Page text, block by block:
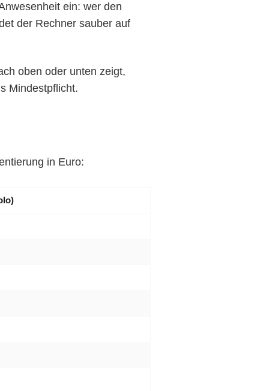
ein: wer den
der Rechner sauber auf
oben oder unten zeigt,
Mindestpflicht.
in Euro: